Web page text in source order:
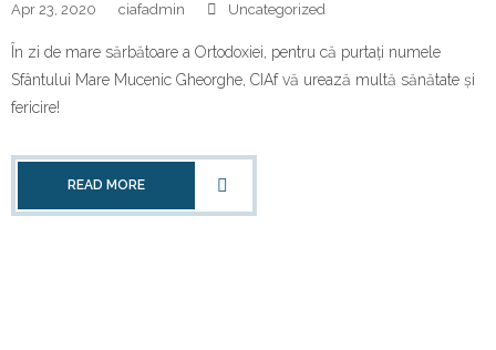
Apr 23, 2020 ciafadmin Uncategorized
În zi de mare sărbătoare a Ortodoxiei, pentru că purtați numele
Sfântului Mare Mucenic Gheorghe, CIAf vă urează multă sănătate și
fericire!
READ MORE